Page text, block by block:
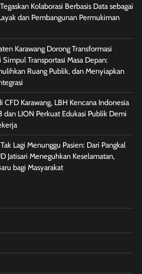
Kolaborasi Berbasis Data sebagai
dan Pembangunan Permukiman
Karawang Dorong Transformasi
Simpul Transportasi Masa Depan:
Ruang Publik, dan Menyiapkan
CFD Karawang, LBH Kencana Indonesia
dan LION Perkuat Edukasi Publik Demi
Lagi Menunggu Pasien: Dari Pangkal
Jatisari Meneguhkan Keselamatan,
bagi Masyarakat